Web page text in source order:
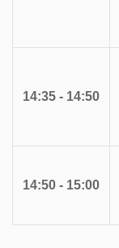
14:35 - 14:50
14:50 - 15:00